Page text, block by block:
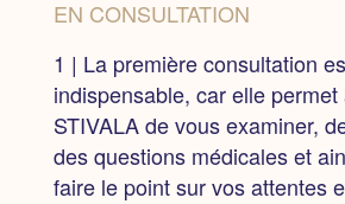
EN CONSULTATION
1 | La première consultation
indispensable, car elle permet
STIVALA de vous examiner,
des questions médicales et
faire le point sur vos attentes